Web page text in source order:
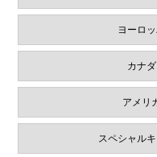
ヨーロ
カナ
アメリ
スペシャル